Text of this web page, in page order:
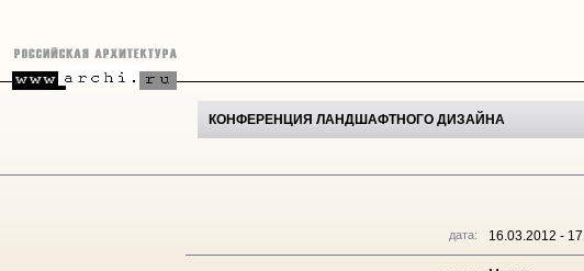
КОНФЕРЕНЦИЯ ЛАНДШАФТНОГО ДИЗАЙНА
дата: 16.03.2012 -